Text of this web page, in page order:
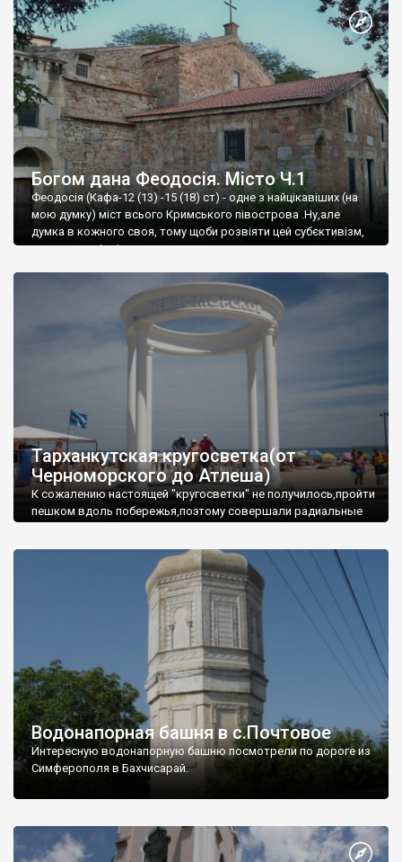
Богом дана Феодосія. Місто Ч.1
Феодосія (Кафа-12 (13) -15 (18) ст) - одне з найцікавіших (на
мою думку) міст всього Кримського півострова .Ну,але
думка в кожного своя, тому щоби розвіяти цей субєктивізм,
запрошую відвідати це
Тарханкутская кругосветка(от
Черноморского до Атлеша)
К сожалению настоящей "кругосветки" не получилось,пройти
пешком вдоль побережья,поэтому совершали радиальные
Водонапорная башня в с.Почтовое
Интересную водонапорную башню посмотрели по дороге из
Симферополя в Бахчисарай.